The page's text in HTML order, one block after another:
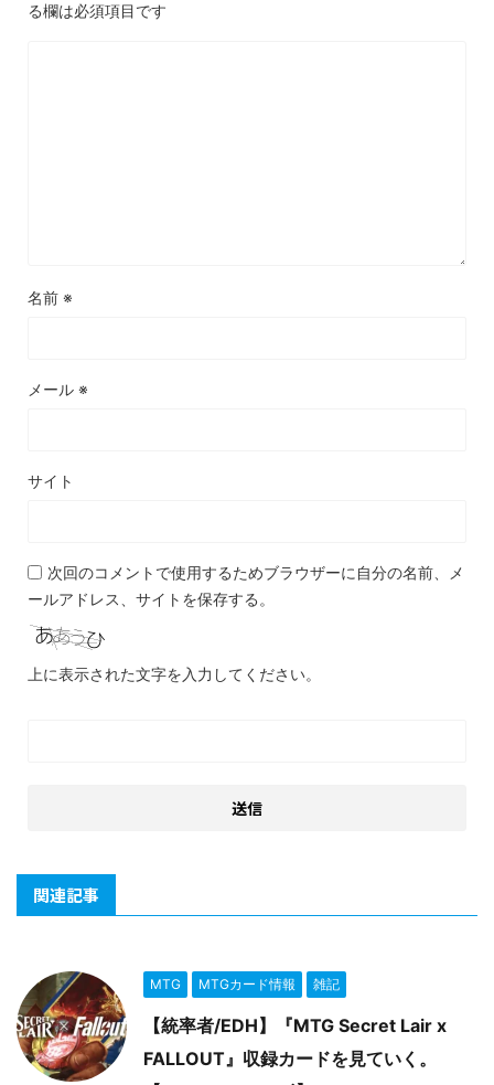
る欄は必須項目です
名前 ※
メール ※
サイト
次回のコメントで使用するためブラウザーに自分の名前、メ
ールアドレス、サイトを保存する。
上に表示された文字を入力してください。
関連記事
MTG MTGカード情報 雑記
【統率者/EDH】『MTG Secret Lair x
FALLOUT』収録カードを見ていく。